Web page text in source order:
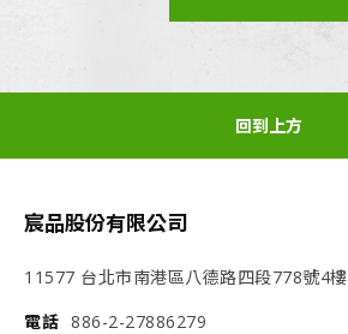
回到上方
宸品股份有限公司
11577 台北市南港區八德路四段778號4樓
電話 886-2-27886279